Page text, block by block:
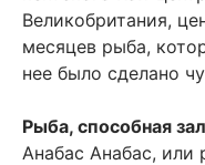
Великобритания,
месяцев рыба,
нее было сделано
Рыба, способная
Анабас Анабас,